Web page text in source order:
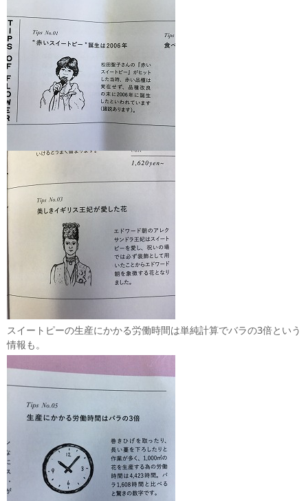
スイートピーの生産にかかる労働時間は単純計算でバラの3倍という
情報も。